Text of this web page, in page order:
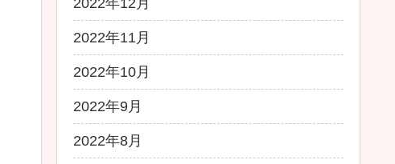
2022年11月
2022年10月
2022年9月
2022年8月